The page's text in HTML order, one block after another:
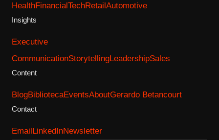
HealthFinancialTechRetailAutomotive
Insights
Executive
CommunicationStorytellingLeadershipSales
Content
BlogBibliotecaEventsAboutGerardo Betancourt
Contact
EmailLinkedInNewsletter